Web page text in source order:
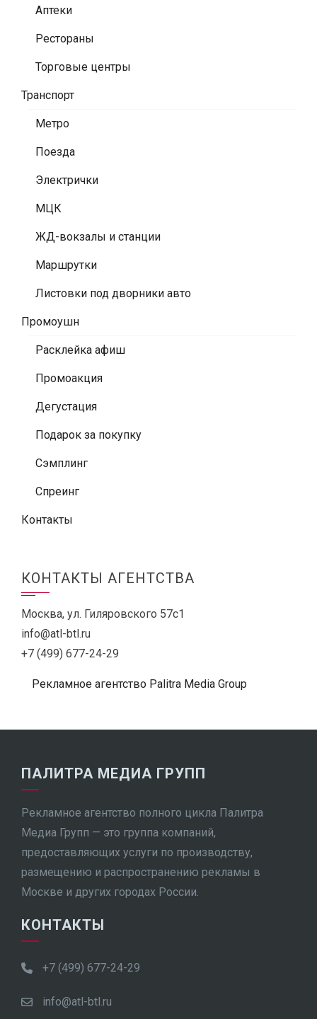
Аптеки
Рестораны
Торговые центры
Транспорт
Метро
Поезда
Электрички
МЦК
ЖД-вокзалы и станции
Маршрутки
Листовки под дворники авто
Промоушн
Расклейка афиш
Промоакция
Дегустация
Подарок за покупку
Сэмплинг
Спреинг
Контакты
КОНТАКТЫ АГЕНТСТВА
Москва, ул. Гиляровского 57с1
info@atl-btl.ru
+7 (499) 677-24-29
Рекламное агентство Palitra Media Group
ПАЛИТРА МЕДИА ГРУПП
Рекламное агентство полного цикла Палитра
Медиа Групп — это группа компаний,
предоставляющих услуги по производству,
размещению и распространению рекламы в
Москве и других городах России.
КОНТАКТЫ
+7 (499) 677-24-29
info@atl-btl.ru